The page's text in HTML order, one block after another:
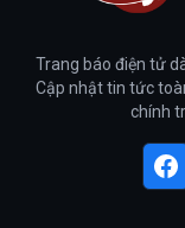
Trang báo điện tử
Cập nhật tin tức
chính